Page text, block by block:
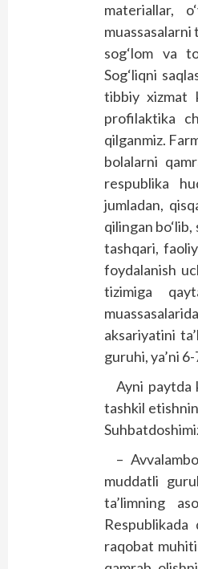
materiallar,
muassasalarni
sog‘lom va
Sog‘liqni
tibbiy xizmat
profilaktika
qilganmiz.
bolalarni
respublika
jumladan,
qilingan
tashqari,
foydalanish
tizimiga
aksariyatini
guruhi, ya’ni
Ayni paytda
tashkil
–
muddatli
ta’limning
raqobat